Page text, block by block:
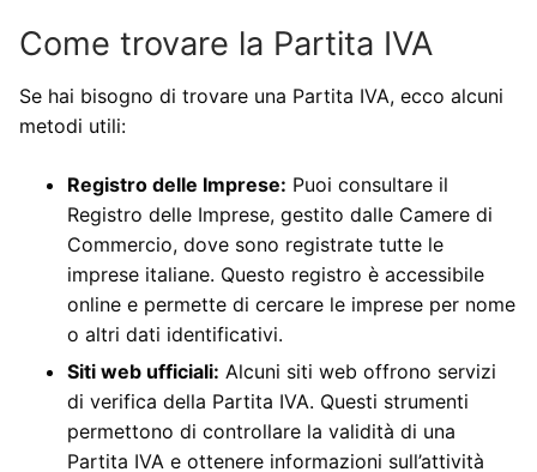
Come trovare la Partita IVA
Se hai bisogno di trovare una Partita IVA, ecco alcuni
metodi utili:
Registro delle Imprese: Puoi consultare il
Registro delle Imprese, gestito dalle Camere di
Commercio, dove sono registrate tutte le
imprese italiane. Questo registro è accessibile
online e permette di cercare le imprese per nome
o altri dati identificativi.
Siti web ufficiali: Alcuni siti web offrono servizi
di verifica della Partita IVA. Questi strumenti
permettono di controllare la validità di una
Partita IVA e ottenere informazioni sull’attività